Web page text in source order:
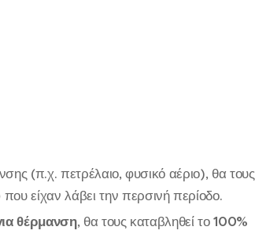
(π.χ. πετρέλαιο, φυσικό αέριο), θα τους
που είχαν λάβει την περσινή περίοδο.
θέρμανση, θα τους καταβληθεί το100%